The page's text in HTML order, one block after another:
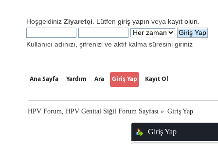
Hoşgeldiniz Ziyaretçi . Lütfen giriş yapın veya kayıt olun
Kullanıcı adınızı, şifrenizi ve aktif kalma süresini giriniz
Ana Sayfa Yardım Ara Giriş Yap Kayıt Ol
HPV Forum, HPV Genital Siğil Forum Sayfası » Giriş Yap
Giriş Yap